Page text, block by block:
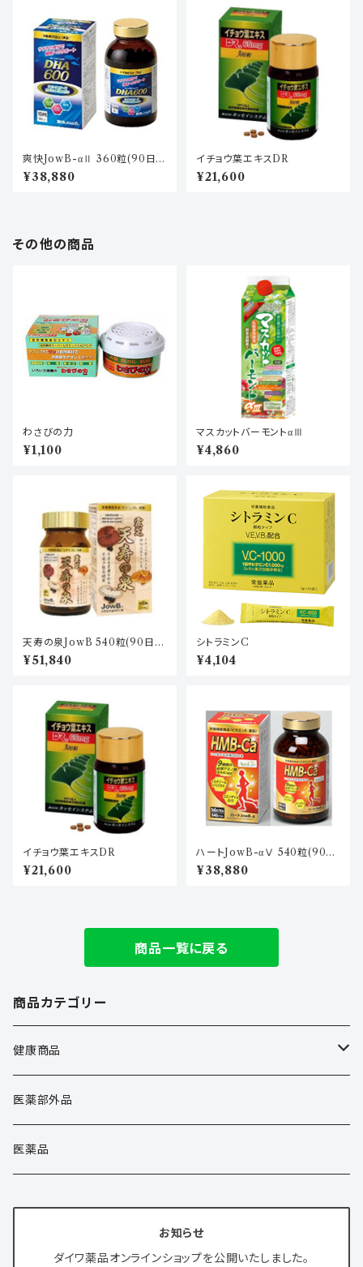
爽快JowB-αⅡ 360粒(90日
分)
¥38,880
イチョウ葉エキスDR
¥21,600
その他の商品
わさびの力
¥1,100
マスカットバーモントαⅢ
¥4,860
天寿の泉JowB 540粒(90日
分)
¥51,840
シトラミンC
¥4,104
イチョウ葉エキスDR
¥21,600
ハートJowB-αⅤ 540粒(90日
分)
¥38,880
商品一覧に戻る
商品カテゴリー
健康商品
健康商品
清涼飲料水
医薬部外品
医薬品
お知らせ
ダイワ薬品オンラインショップを公開いたしました。